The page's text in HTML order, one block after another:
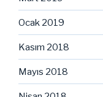
Ocak 2019
Kasım 2018
Mayıs 2018